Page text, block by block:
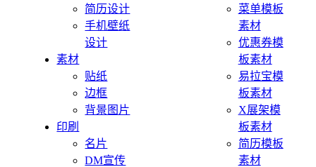
简历设计
手机壁纸
设计
素材
贴纸
边框
背景图片
印刷
名片
DM宣传
菜单模板
素材
优惠券模
板素材
易拉宝模
板素材
X展架模
板素材
简历模板
素材